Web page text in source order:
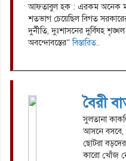
আফতাবুল হক : এরকম অনেক
শতভাগ চেয়েছিল বিগত
দুর্নীতি, দুঃশাসনের দুর্বিষহ
অবন্দোবস্তের”বিস্তারিত..
বৈরী
সুলতানা
আসনে বসবে,
ছোটরা বড়দের
কারো খোঁজ